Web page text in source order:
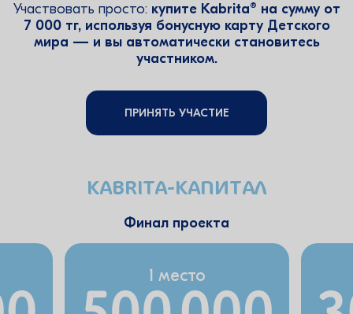
Участвовать просто: купите Kabrita® на сумму от
7 000 тг,используя бонусную карту Детского
мира — и вы автоматически становитесь
участником.
ПРИНЯТЬ УЧАСТИЕ
KABRITA-КАПИТАЛ
Финал проекта
1 место